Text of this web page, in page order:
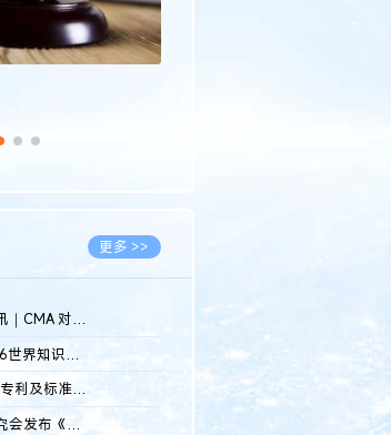
更多 >>
知识产权环球资讯｜CMA 对微软发起调查；批量搬运二手平台数据构...
WIPO发布《2026世界知识产权报告》 含报告全文
全球5G标准必要专利及标准提案研究报告（2026年）全文发布
中国知识产权研究会发布《2025年度中国企业海外知识产权纠纷调查...